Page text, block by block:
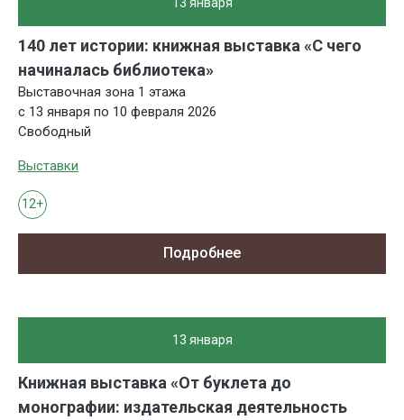
140 лет истории: книжная выставка «С чего
начиналась библиотека»
Выставочная зона 1 этажа
с 13 января по 10 февраля 2026
Свободный
Выставки
12+
Подробнее
13 января
Книжная выставка «От буклета до
монографии: издательская деятельность